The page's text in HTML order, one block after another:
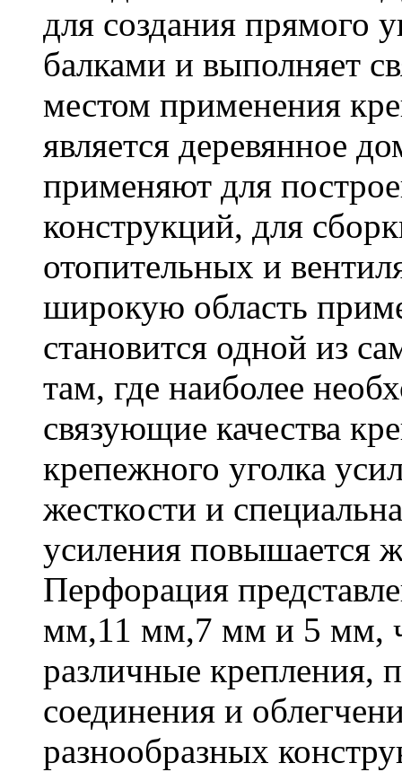
для создания прямого
балками и выполняет
местом применения
является деревянное
применяют для
конструкций, для
отопительных и
широкую область
становится одной из
там, где наиболее
связующие качества
крепежного уголка
жесткости и
усиления повышается
Перфорация
мм,11 мм,7 мм и 5 мм,
различные
соединения и
разнообразных